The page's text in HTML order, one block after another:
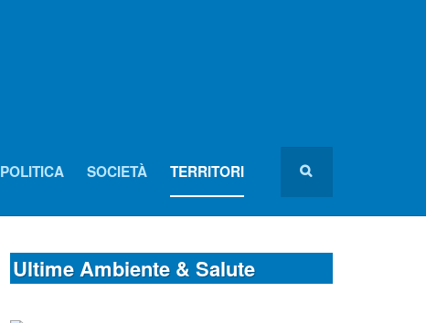
POLITICA SOCIETÀ TERRITORI
Ultime Ambiente & Salute